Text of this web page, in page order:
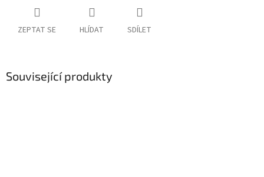
ZEPTAT SE HLÍDAT SDÍLET
Související produkty